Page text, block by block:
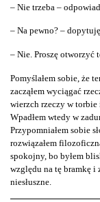
– Nie trzeba –
– Na pewno? –
– Nie. Proszę otworzyć
Pomyślałem sobie, że
zacząłem wyciągać
wierzch rzeczy w torbie
Wpadłem wtedy w
Przypomniałem sobie
rozwiązałem
spokojny, bo byłem
względu na tę bramkę i
niesłuszne.